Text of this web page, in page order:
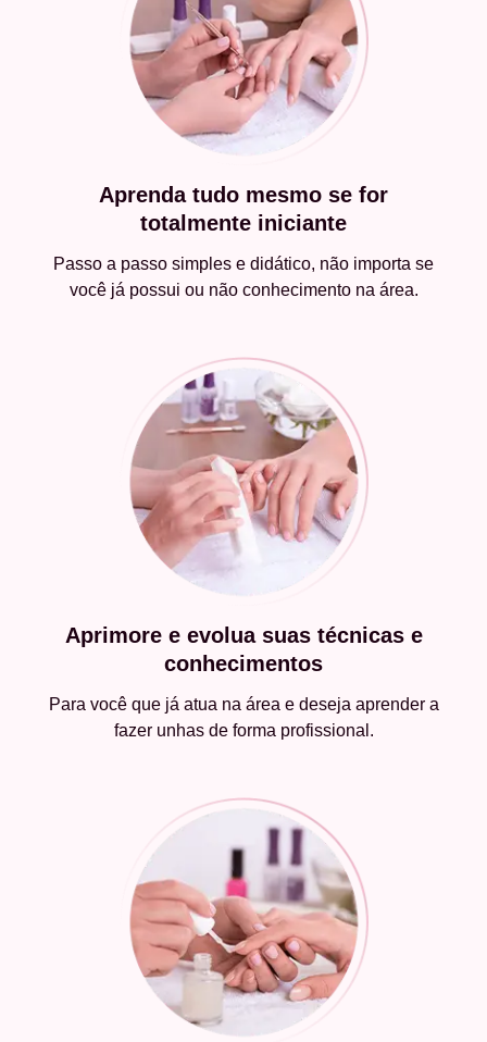
Aprenda tudo mesmo se for
totalmente iniciante
Passo a passo simples e didático, não importa se
você já possui ou não conhecimento na área.
Aprimore e evolua suas técnicas e
conhecimentos
Para você que já atua na área e deseja aprender a
fazer unhas de forma profissional.